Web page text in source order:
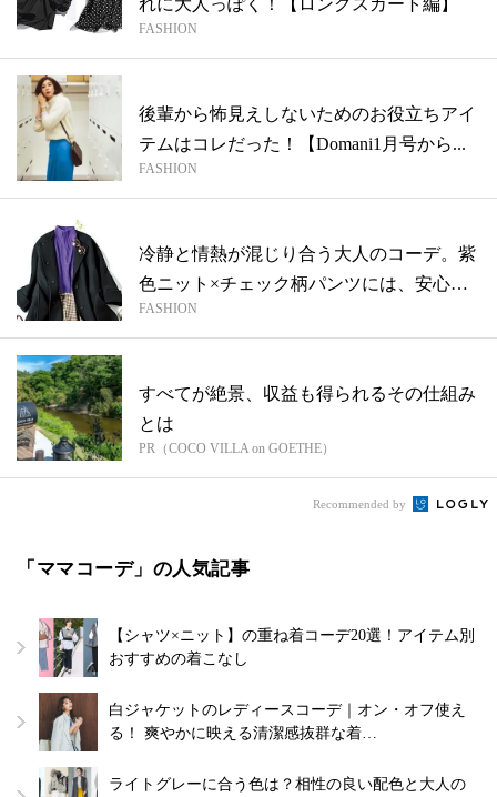
FASHION
後輩から怖見えしないためのお役立ちアイ
テムはコレだった！【Domani1月号から...
FASHION
冷静と情熱が混じり合う大人のコーデ。紫
色ニット×チェック柄パンツには、安心感
のあ...
FASHION
すべてが絶景、収益も得られるその仕組み
とは
PR（COCO VILLA on GOETHE）
Recommended by
「ママコーデ」の人気記事
【シャツ×ニット】の重ね着コーデ20選！アイテム別
おすすめの着こなし
白ジャケットのレディースコーデ｜オン・オフ使え
る！ 爽やかに映える清潔感抜群な着…
ライトグレーに合う色は？相性の良い配色と大人の